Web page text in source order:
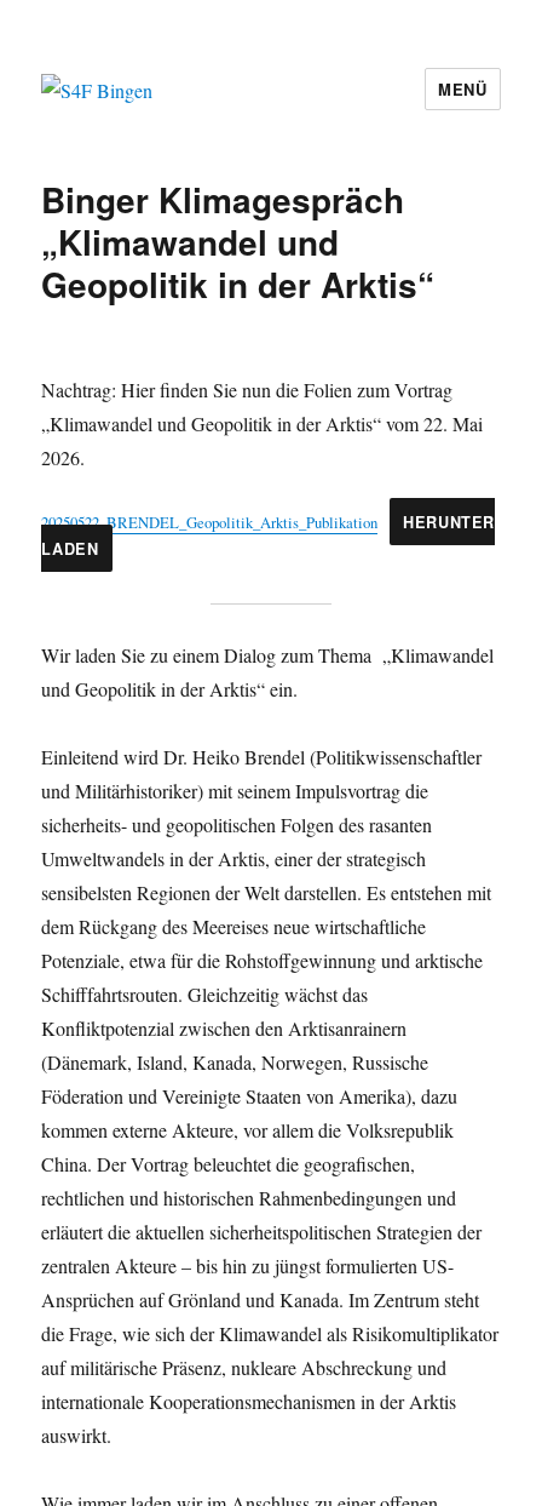
MENÜ
Binger Klimagespräch
„Klimawandel und
Geopolitik in der Arktis“
Nachtrag: Hier finden Sie nun die Folien zum Vortrag
„Klimawandel und Geopolitik in der Arktis“ vom 22. Mai
2026.
20250522_BRENDEL_Geopolitik_Arktis_Publikation
HERUNTER
LADEN
Wir laden Sie zu einem Dialog zum Thema „Klimawandel
und Geopolitik in der Arktis“ ein.
Einleitend wird Dr. Heiko Brendel (Politikwissenschaftler
und Militärhistoriker) mit seinem Impulsvortrag die
sicherheits- und geopolitischen Folgen des rasanten
Umweltwandels in der Arktis, einer der strategisch
sensibelsten Regionen der Welt darstellen. Es entstehen mit
dem Rückgang des Meereises neue wirtschaftliche
Potenziale, etwa für die Rohstoffgewinnung und arktische
Schifffahrtsrouten. Gleichzeitig wächst das
Konfliktpotenzial zwischen den Arktisanrainern
(Dänemark, Island, Kanada, Norwegen, Russische
Föderation und Vereinigte Staaten von Amerika), dazu
kommen externe Akteure, vor allem die Volksrepublik
China. Der Vortrag beleuchtet die geografischen,
rechtlichen und historischen Rahmenbedingungen und
erläutert die aktuellen sicherheitspolitischen Strategien der
zentralen Akteure – bis hin zu jüngst formulierten US-
Ansprüchen auf Grönland und Kanada. Im Zentrum steht
die Frage, wie sich der Klimawandel als Risikomultiplikator
auf militärische Präsenz, nukleare Abschreckung und
internationale Kooperationsmechanismen in der Arktis
auswirkt.